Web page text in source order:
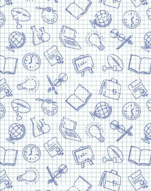
Харків, вулиця Сумська, 13
Телефон: (050) 305-05-41
E-Mail:
Інтернет-магазин Торсінг. Усі
© 2024. Розробка:Skill Unit
Про видавництво
Контакти
Скачати прайс